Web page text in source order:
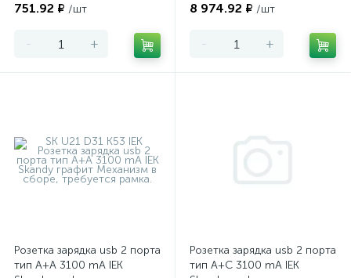
751.92 ₽ /шт
- +
8 974.92 ₽ /шт
- +
Розетка зарядка usb 2 порта
тип A+A 3100 mA IEK
Розетка зарядка usb 2 порта
тип A+С 3100 mA IEK